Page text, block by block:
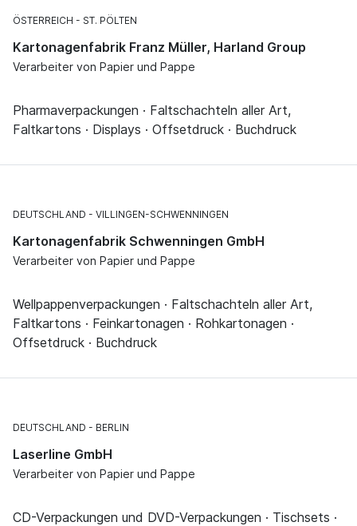
ÖSTERREICH ST. PÖLTEN
Kartonagenfabrik Franz Müller, Harland Group
Verarbeiter von Papier und Pappe
Pharmaverpackungen · Faltschachteln aller Art,
Faltkartons · Displays · Offsetdruck · Buchdruck
DEUTSCHLAND VILLINGEN-SCHWENNINGEN
Kartonagenfabrik Schwenningen GmbH
Verarbeiter von Papier und Pappe
Wellpappenverpackungen · Faltschachteln aller Art,
Faltkartons · Feinkartonagen · Rohkartonagen ·
Offsetdruck · Buchdruck
DEUTSCHLAND BERLIN
Laserline GmbH
Verarbeiter von Papier und Pappe
CD-Verpackungen und DVD-Verpackungen · Tischsets ·